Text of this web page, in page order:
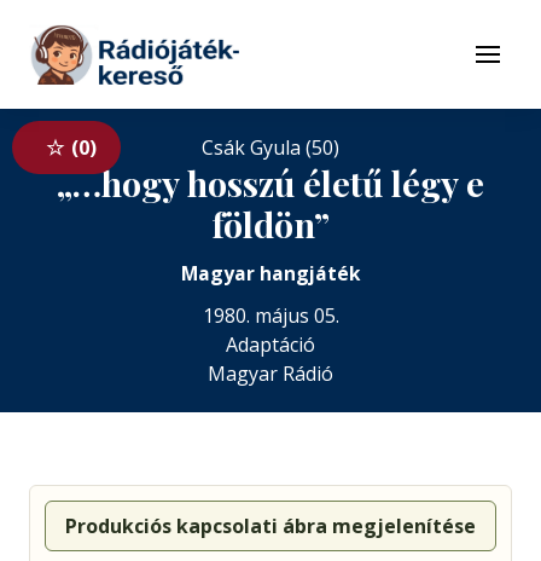
Tovább a tartalomhoz
Menü
0 Csák Gyula (50)
„…hogy hosszú életű légy e
földön”
Magyar hangjáték
1980. május 05.
Adaptáció
Magyar Rádió
Produkciós kapcsolati ábra megjelenítése